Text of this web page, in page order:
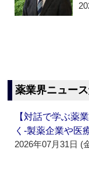
薬業界ニュー
【対話で学ぶ薬
く‐製薬企業や
2026年07月31日 (